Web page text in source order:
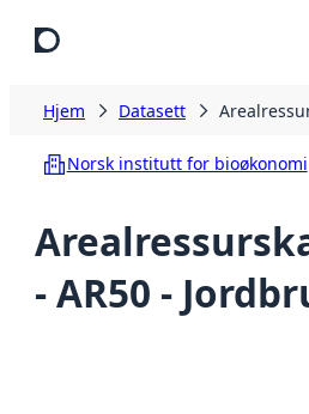
Hjem Datasett
Norsk institutt for bioøkonomi
- AR50 -